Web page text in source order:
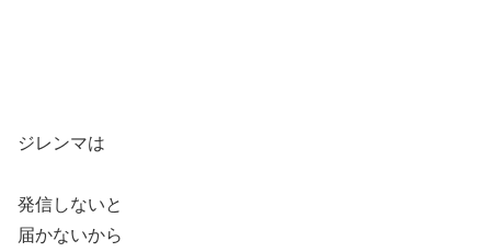
ジレンマは
発信しないと
届かないから